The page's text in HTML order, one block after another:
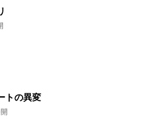
トの異変